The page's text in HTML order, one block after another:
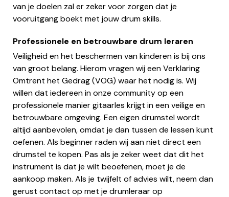
van je doelen zal er zeker voor zorgen dat je
vooruitgang boekt met jouw drum skills.
Professionele en betrouwbare drum leraren
Veiligheid en het beschermen van kinderen is bij ons
van groot belang. Hierom vragen wij een Verklaring
Omtrent het Gedrag (VOG) waar het nodig is. Wij
willen dat iedereen in onze community op een
professionele manier gitaarles krijgt in een veilige en
betrouwbare omgeving. Een eigen drumstel wordt
altijd aanbevolen, omdat je dan tussen de lessen kunt
oefenen. Als beginner raden wij aan niet direct een
drumstel te kopen. Pas als je zeker weet dat dit het
instrument is dat je wilt beoefenen, moet je de
aankoop maken. Als je twijfelt of advies wilt, neem dan
gerust contact op met je drumleraar op